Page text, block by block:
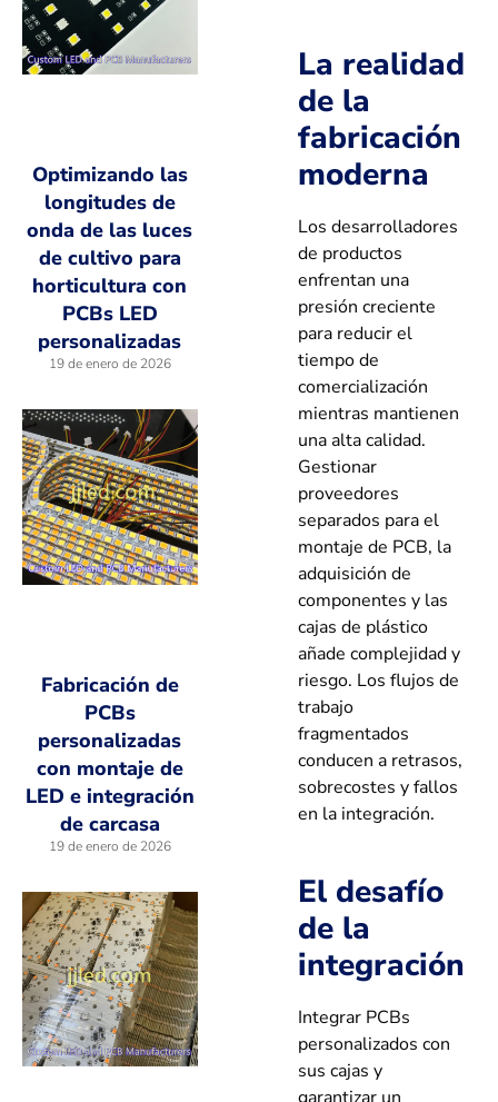
Optimizando las
longitudes de
onda de las luces
de cultivo para
horticultura con
PCBs LED
personalizadas
19 de enero de 2026
Fabricación de
PCBs
personalizadas
con montaje de
LED e integración
de carcasa
19 de enero de 2026
La realidad
de la
fabricación
moderna
Los desarrolladores
de productos
enfrentan una
presión creciente
para reducir el
tiempo de
comercialización
mientras mantienen
una alta calidad.
Gestionar
proveedores
separados para el
montaje de PCB, la
adquisición de
componentes y las
cajas de plástico
añade complejidad y
riesgo. Los flujos de
trabajo
fragmentados
conducen a retrasos,
sobrecostes y fallos
en la integración.
El desafío
de la
integración
Integrar PCBs
personalizados con
sus cajas y